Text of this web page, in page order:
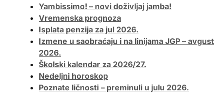
Yambissimo! – novi doživljaj jamba!
Vremenska prognoza
Isplata penzija za jul 2026.
Izmene u saobraćaju i na linijama JGP – avgust
2026.
Školski kalendar za 2026/27.
Nedeljni horoskop
Poznate ličnosti – preminuli u julu 2026.